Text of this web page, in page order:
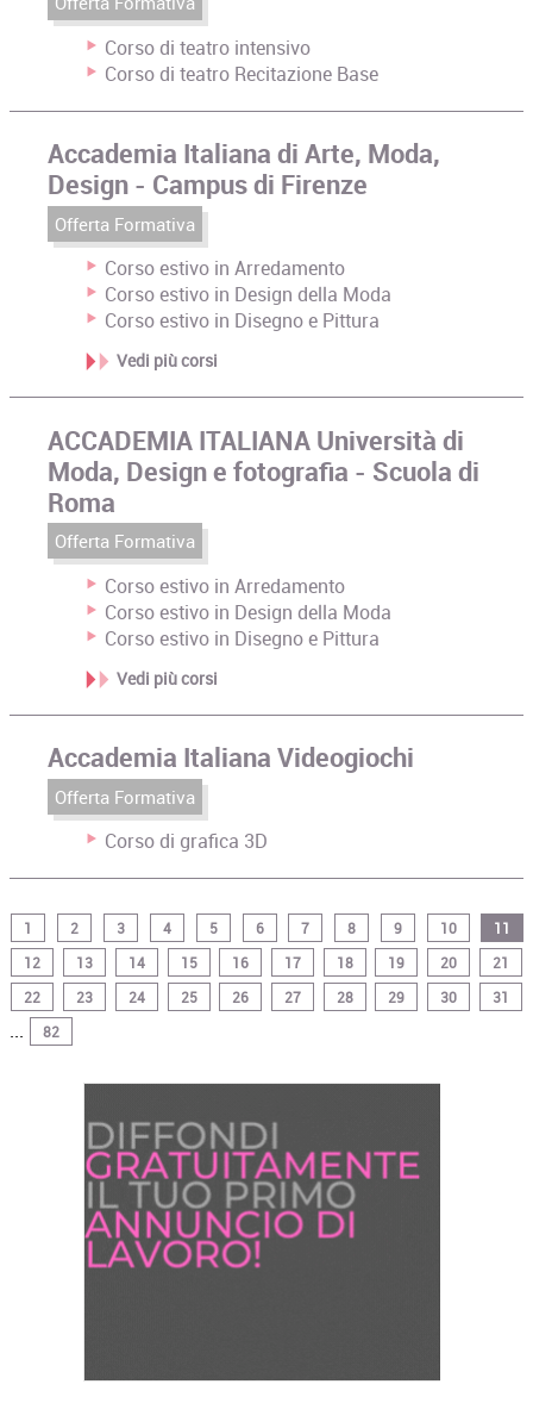
Corso di teatro intensivo
Corso di teatro Recitazione Base
Accademia Italiana di Arte, Moda,
Design - Campus di Firenze
Offerta Formativa
Corso estivo in Arredamento
Corso estivo in Design della Moda
Corso estivo in Disegno e Pittura
Vedi più corsi
ACCADEMIA ITALIANA Università di
Moda, Design e fotografia - Scuola di
Roma
Offerta Formativa
Corso estivo in Arredamento
Corso estivo in Design della Moda
Corso estivo in Disegno e Pittura
Vedi più corsi
Accademia Italiana Videogiochi
Offerta Formativa
Corso di grafica 3D
1 2 3 4 5 6 7 8 9 10
11
12
13 14 15 16 17 18 19 20
21
22
23 24 25 26 27 28 29 30 31
... 82